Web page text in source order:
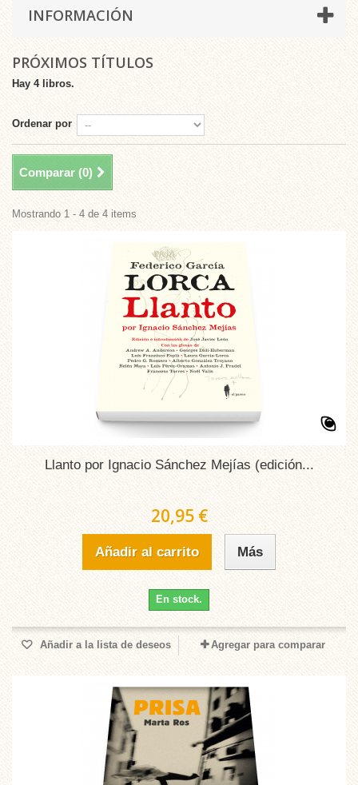
INFORMACIÓN
PRÓXIMOS TÍTULOS
Hay 4 libros.
Ordenar por
Comparar (0)
Mostrando 1 - 4 de 4 items
Llanto por Ignacio Sánchez Mejías (edición...
20,95 €
Añadir al carrito Más
En stock.
Añadir a la lista de deseos Agregar para comparar